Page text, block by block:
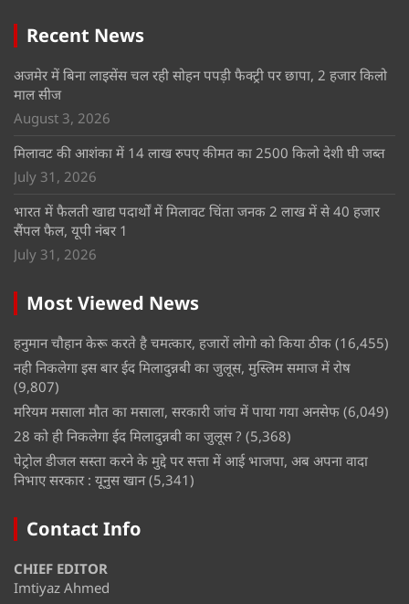
Recent News
अजमेर में बिना लाइसेंस चल रही सोहन पपड़ी फैक्ट्री पर छापा, 2 हजार किलो
माल सीज
August 3, 2026
मिलावट की आशंका में 14 लाख रुपए कीमत का 2500 किलो देशी घी जब्त
July 31, 2026
भारत में फैलती खाद्य पदार्थों में मिलावट चिंता जनक 2 लाख में से 40 हजार
सैंपल फैल, यूपी नंबर 1
July 31, 2026
Most Viewed News
हनुमान चौहान केरू करते है चमत्कार, हजारों लोगो को किया ठीक (16,455)
नही निकलेगा इस बार ईद मिलादुन्नबी का जुलूस, मुस्लिम समाज में रोष
(9,807)
मरियम मसाला मौत का मसाला, सरकारी जांच में पाया गया अनसेफ (6,049)
28 को ही निकलेगा ईद मिलादुन्नबी का जुलूस ? (5,368)
पेट्रोल डीजल सस्ता करने के मुद्दे पर सत्ता में आई भाजपा, अब अपना वादा
निभाए सरकार : यूनुस खान (5,341)
Contact Info
CHIEF EDITOR
Imtiyaz Ahmed